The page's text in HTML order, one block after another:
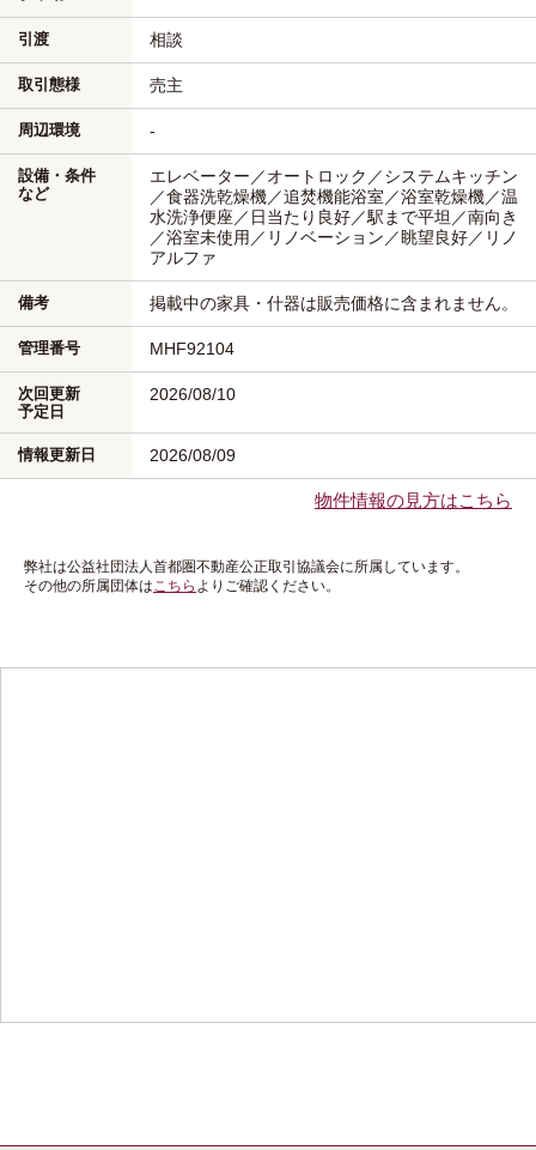
引渡 相談
取引態様 売主
周辺環境 -
設備・条件
など
エレベーター／オートロック／システムキッチン
／食器洗乾燥機／追焚機能浴室／浴室乾燥機／温
水洗浄便座／日当たり良好／駅まで平坦／南向き
／浴室未使用／リノベーション／眺望良好／リノ
アルファ
備考 掲載中の家具・什器は販売価格に含まれません。
管理番号 MHF92104
次回更新
予定日
2026/08/10
情報更新日 2026/08/09
物件情報の見方はこちら
弊社は公益社団法人首都圏不動産公正取引協議会に所属しています。
その他の所属団体はこちら よりご確認ください。